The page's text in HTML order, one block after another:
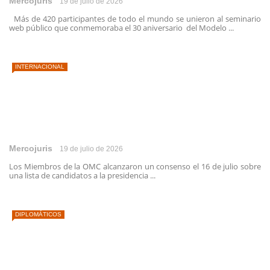
Más de 420 participantes de todo el mundo se unieron al seminario
web público que conmemoraba el 30 aniversario del Modelo ...
INTERNACIONAL
Mercojuris 19 de julio de 2026
Los Miembros de la OMC alcanzaron un consenso el 16 de julio sobre
una lista de candidatos a la presidencia ...
DIPLOMÁTICOS